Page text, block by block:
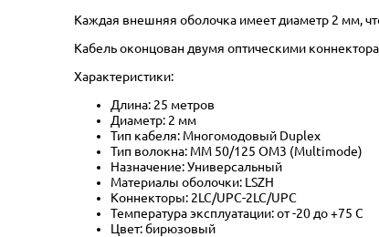
Каждая внешняя оболочка имеет диаметр 2 мм,
Кабель оконцован двумя оптическими
Характеристики:
Длина: 25 метров
Диаметр: 2 мм
Тип кабеля: Многомодовый Duplex
Тип волокна: MM 50/125 OM3 (Multimode)
Назначение: Универсальный
Материалы оболочки: LSZH
Коннекторы: 2LC/UPC-2LC/UPC
Температура эксплуатации: от -20 до +75 C
Цвет: бирюзовый